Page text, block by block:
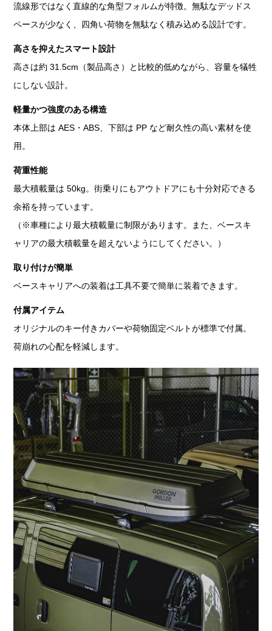
流線形ではなく直線的な角型フォルムが特徴。無駄なデッドス
ペースが少なく、四角い荷物を無駄なく積み込める設計です。
高さを抑えたスマート設計
高さは約 31.5cm（製品高さ）と比較的低めながら、容量を犠牲
にしない設計。
軽量かつ強度のある構造
本体上部は AES・ABS、下部は PP など耐久性の高い素材を使
用。
荷重性能
最大積載量は 50kg。街乗りにもアウトドアにも十分対応できる
余裕を持っています。
（※車種により最大積載量に制限があります。また、ベースキ
ャリアの最大積載量を超えないようにしてください。）
取り付けが簡単
ベースキャリアへの装着は工具不要で簡単に装着できます。
付属アイテム
オリジナルのキー付きカバーや荷物固定ベルトが標準で付属。
荷崩れの心配を軽減します。